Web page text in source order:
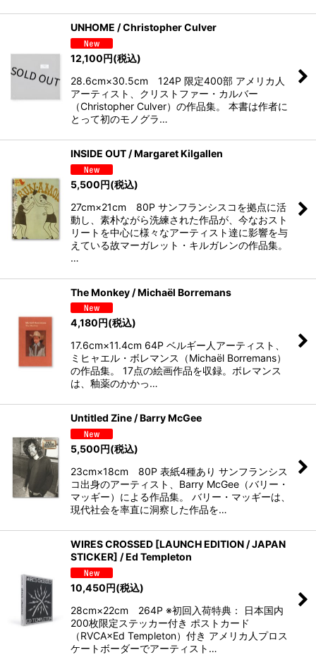
UNHOME / Christopher Culver
12,100円(税込)
28.6cm×30.5cm 124P 限定400部 アメリカ人
アーティスト、クリストファー・カルバー
（Christopher Culver）の作品集。 本書は作者に
とって初のモノグラ…
INSIDE OUT / Margaret Kilgallen
5,500円(税込)
27cm×21cm 80P サンフランシスコを拠点に活
動し、素朴ながら洗練された作品が、今なおスト
リートを中心に様々なアーティスト達に影響を与
えている故マーガレット・キルガレンの作品集。
…
The Monkey / Michaël Borremans
4,180円(税込)
17.6cm×11.4cm 64P ベルギー人アーティスト、
ミヒャエル・ボレマンス（Michaël Borremans）
の作品集。 17点の絵画作品を収録。ボレマンス
は、釉薬のかかっ…
Untitled Zine / Barry McGee
5,500円(税込)
23cm×18cm 80P 表紙4種あり サンフランシス
コ出身のアーティスト、Barry McGee（バリー・
マッギー）による作品集。 バリー・マッギーは、
現代社会を率直に洞察した作品を…
WIRES CROSSED [LAUNCH EDITION / JAPAN
STICKER] / Ed Templeton
10,450円(税込)
28cm×22cm 264P ※初回入荷特典： 日本国内
200枚限定ステッカー付き ポストカード
（RVCA×Ed Templeton）付き アメリカ人プロス
ケートボーダーでアーティスト…